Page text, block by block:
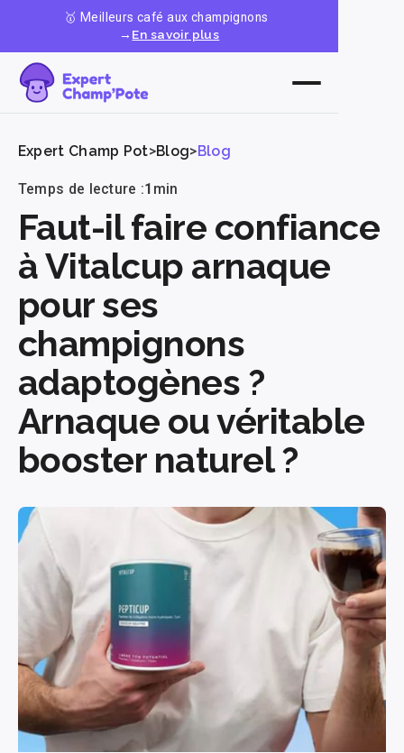
🥇 Meilleurs café aux champignons
→ En savoir plus
Expert Champ Pot>Blog>Blog
Temps de lecture :1 min
Faut-il faire confiance
à Vitalcup arnaque
pour ses
champignons
adaptogènes ?
Arnaque ou véritable
booster naturel ?